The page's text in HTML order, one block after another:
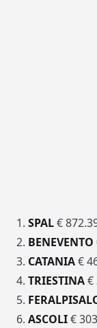
1. SPAL€
2. BENEVENTO
3. CATANIA€
4. TRIESTINA€
5.
6. ASCOLI€